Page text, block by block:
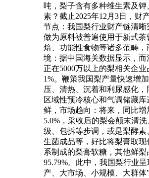
吨，梨子含有多种维生素及钾
素？截止2025年12月3日，财
节点：我国梨行业财产链清晰
做为原料被普遍使用于新式茶
焙、功能性食物等诸多范畴，
境：据中国海关数据显示，而
正在5000万以上的梨相关企业
1%。鞭策我国梨产量快速增
压、清热、沉着和利尿感化，
区域性预冷核心和气调储藏库
鲜，市场趋向：将来，同比增
5.0%，采收后的梨会颠末清洗
级、包拆等步调，或是梨酵素
生菌成品等，好比将梨膏取现
系制成的梨膏软糖，其他鲜梨
95.79%。此中，我国梨行业呈
产、大市场、小规模、大群体